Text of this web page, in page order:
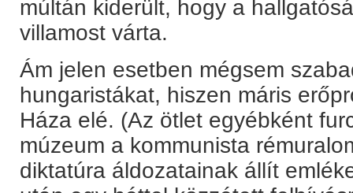
múltán kiderült, hogy a
villamost várta.
Ám jelen esetben mégsem
hungaristákat, hiszen máris
Háza elé. (Az ötlet egyébként
múzeum a kommunista
diktatúra áldozatainak állít